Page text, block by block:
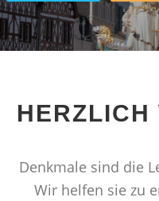
HERZLICH
Denkmale sind die
Wir helfen sie zu